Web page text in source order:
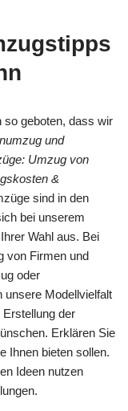
so geboten, dass wir
und
Umzug von
&
sind in den
bei unserem
Ihrer Wahl aus. Bei
von Firmen und
oder
Modellvielfalt
der
Erklären Sie
Ihnen bieten sollen.
Ideen nutzen